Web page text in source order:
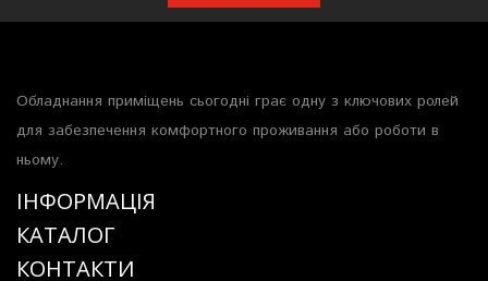
Обладнання приміщень сьогодні грає одну з ключових ролей
для забезпечення комфортного проживання або роботи в
ньому.
ІНФОРМАЦІЯ
КАТАЛОГ
КОНТАКТИ